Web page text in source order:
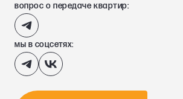
вопрос о передаче квартир:
мы в соцсетях: